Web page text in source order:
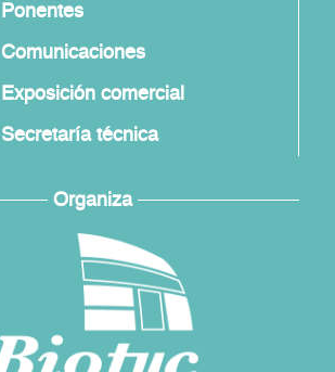
Ponentes
Comunicaciones
Exposición comercial
Secretaría técnica
Organiza